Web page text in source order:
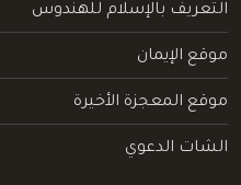
التعريف بالإسلام للهندوس
موقع الإيمان
موقع المعجزة الأخيرة
الشات الدعوي